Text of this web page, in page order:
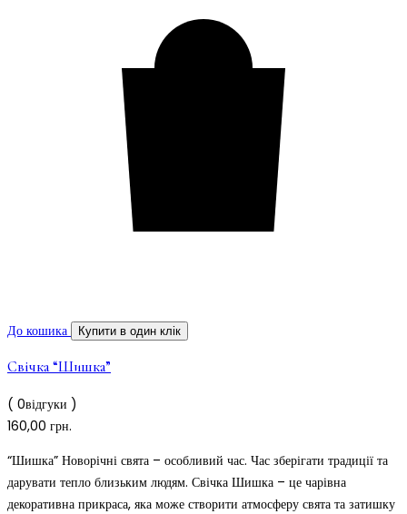
До кошика Купити в один клік
Свічка “Шишка”
( 0відгуки )
160,00 грн.
“Шишка” Новорічні свята – особливий час. Час зберігати традиції та
дарувати тепло близьким людям. Свічка Шишка – це чарівна
декоративна прикраса, яка може створити атмосферу свята та затишку